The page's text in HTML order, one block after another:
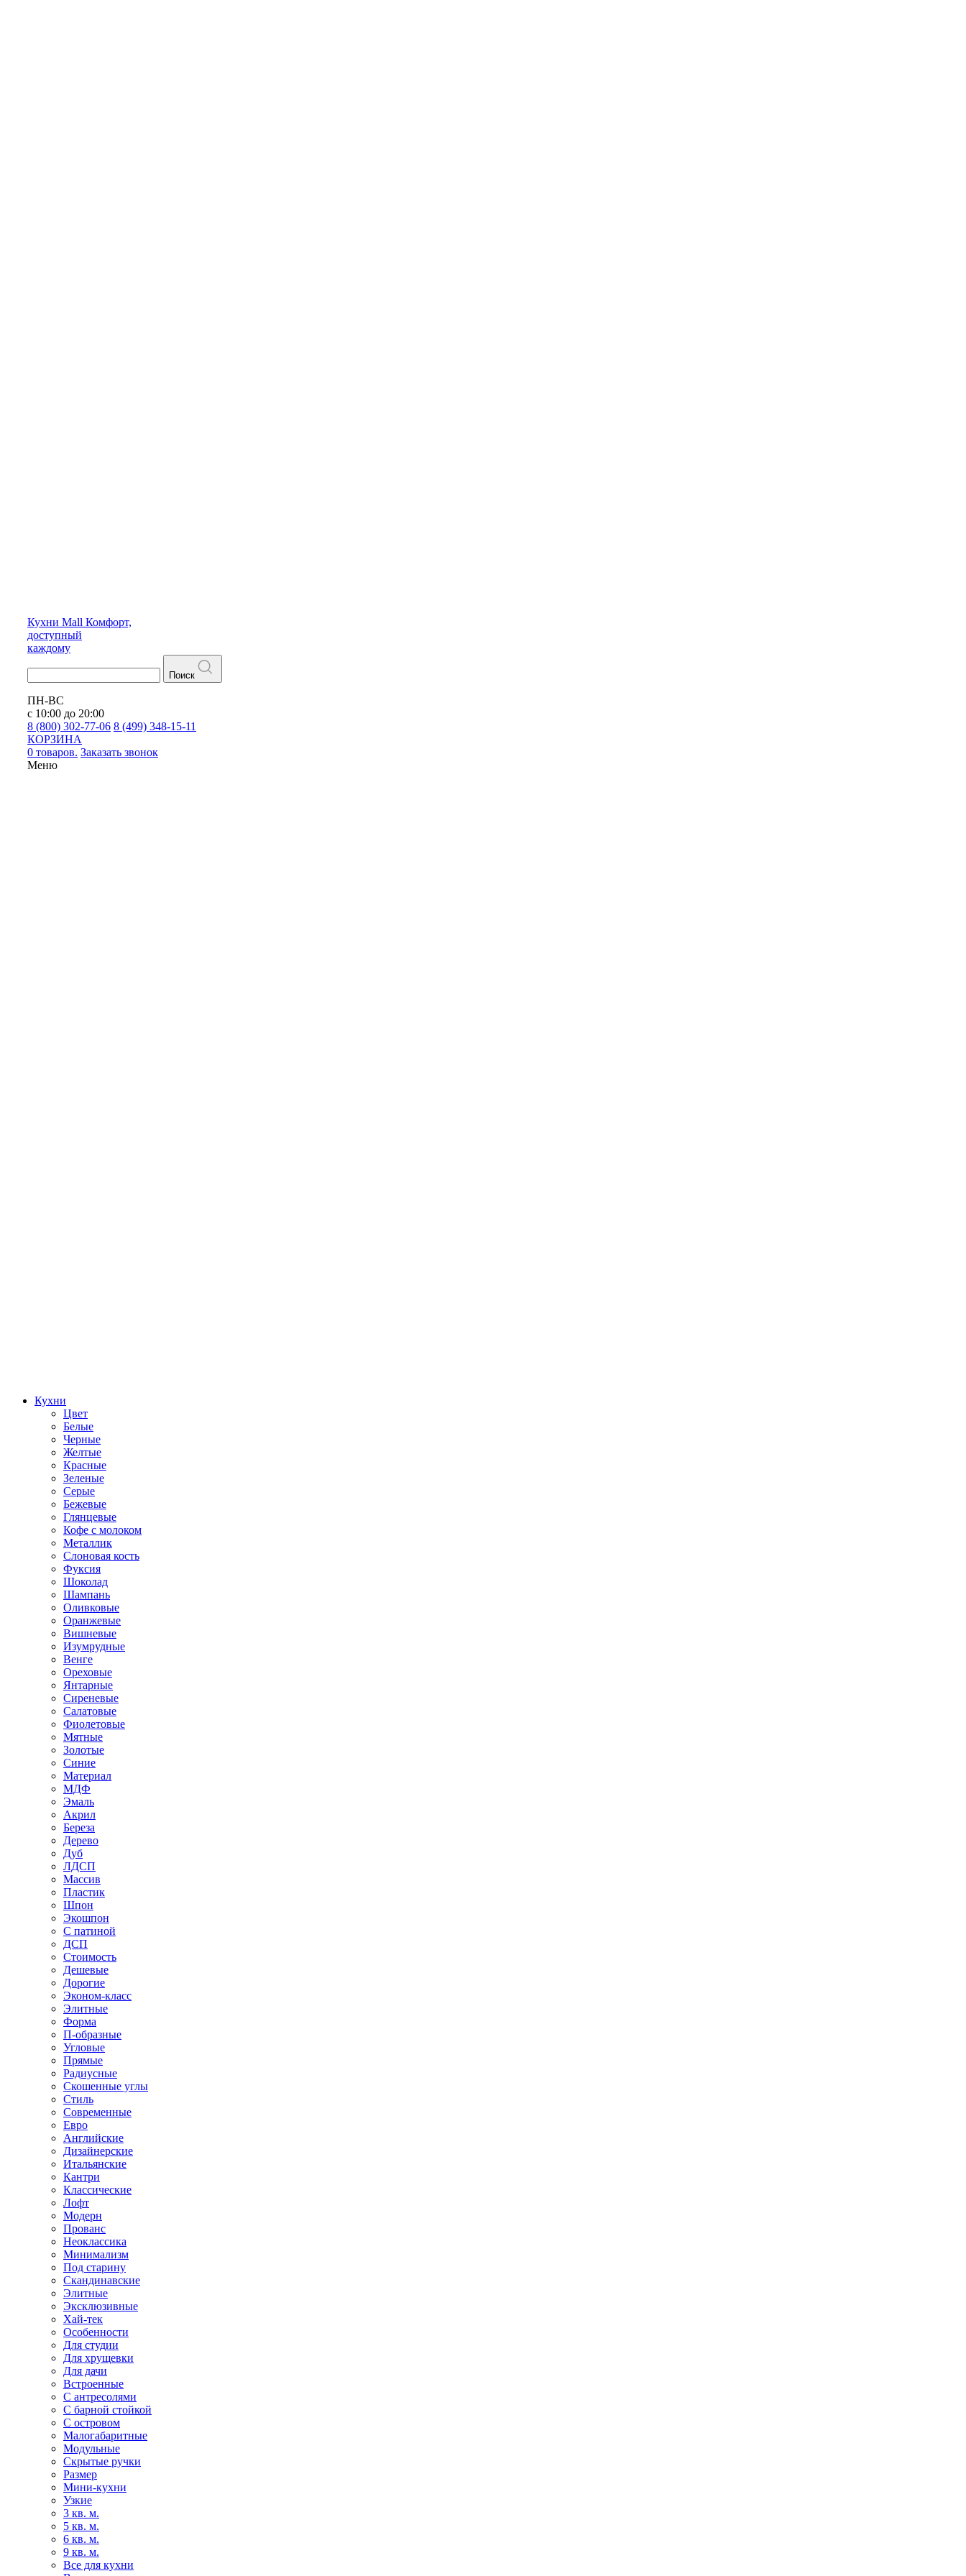
Кухни Mall Комфорт,
доступный
каждому
Поиск
ПН-ВС
с 10:00 до 20:00
8 (800) 302-77-06 8 (499) 348-15-11
КОРЗИНА
0 товаров. Заказать звонок
Меню
Кухни
Цвет
Белые
Черные
Желтые
Красные
Зеленые
Серые
Бежевые
Глянцевые
Кофе с молоком
Металлик
Слоновая кость
Фуксия
Шоколад
Шампань
Оливковые
Оранжевые
Вишневые
Изумрудные
Венге
Ореховые
Янтарные
Сиреневые
Салатовые
Фиолетовые
Мятные
Золотые
Синие
Материал
МДФ
Эмаль
Акрил
Береза
Дерево
Дуб
ЛДСП
Массив
Пластик
Шпон
Экошпон
С патиной
ДСП
Стоимость
Дешевые
Дорогие
Эконом-класс
Элитные
Форма
П-образные
Угловые
Прямые
Радиусные
Скошенные углы
Стиль
Современные
Евро
Английские
Дизайнерские
Итальянские
Кантри
Классические
Лофт
Модерн
Прованс
Неоклассика
Минимализм
Под старину
Скандинавские
Элитные
Эксклюзивные
Хай-тек
Особенности
Для студии
Для хрущевки
Для дачи
Встроенные
С антресолями
С барной стойкой
С островом
Малогабаритные
Модульные
Скрытые ручки
Размер
Мини-кухни
Узкие
3 кв. м.
5 кв. м.
6 кв. м.
9 кв. м.
Все для кухни